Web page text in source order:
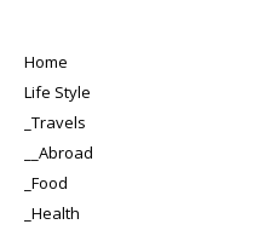
Home
Life Style
_Travels
__Abroad
_Food
_Health